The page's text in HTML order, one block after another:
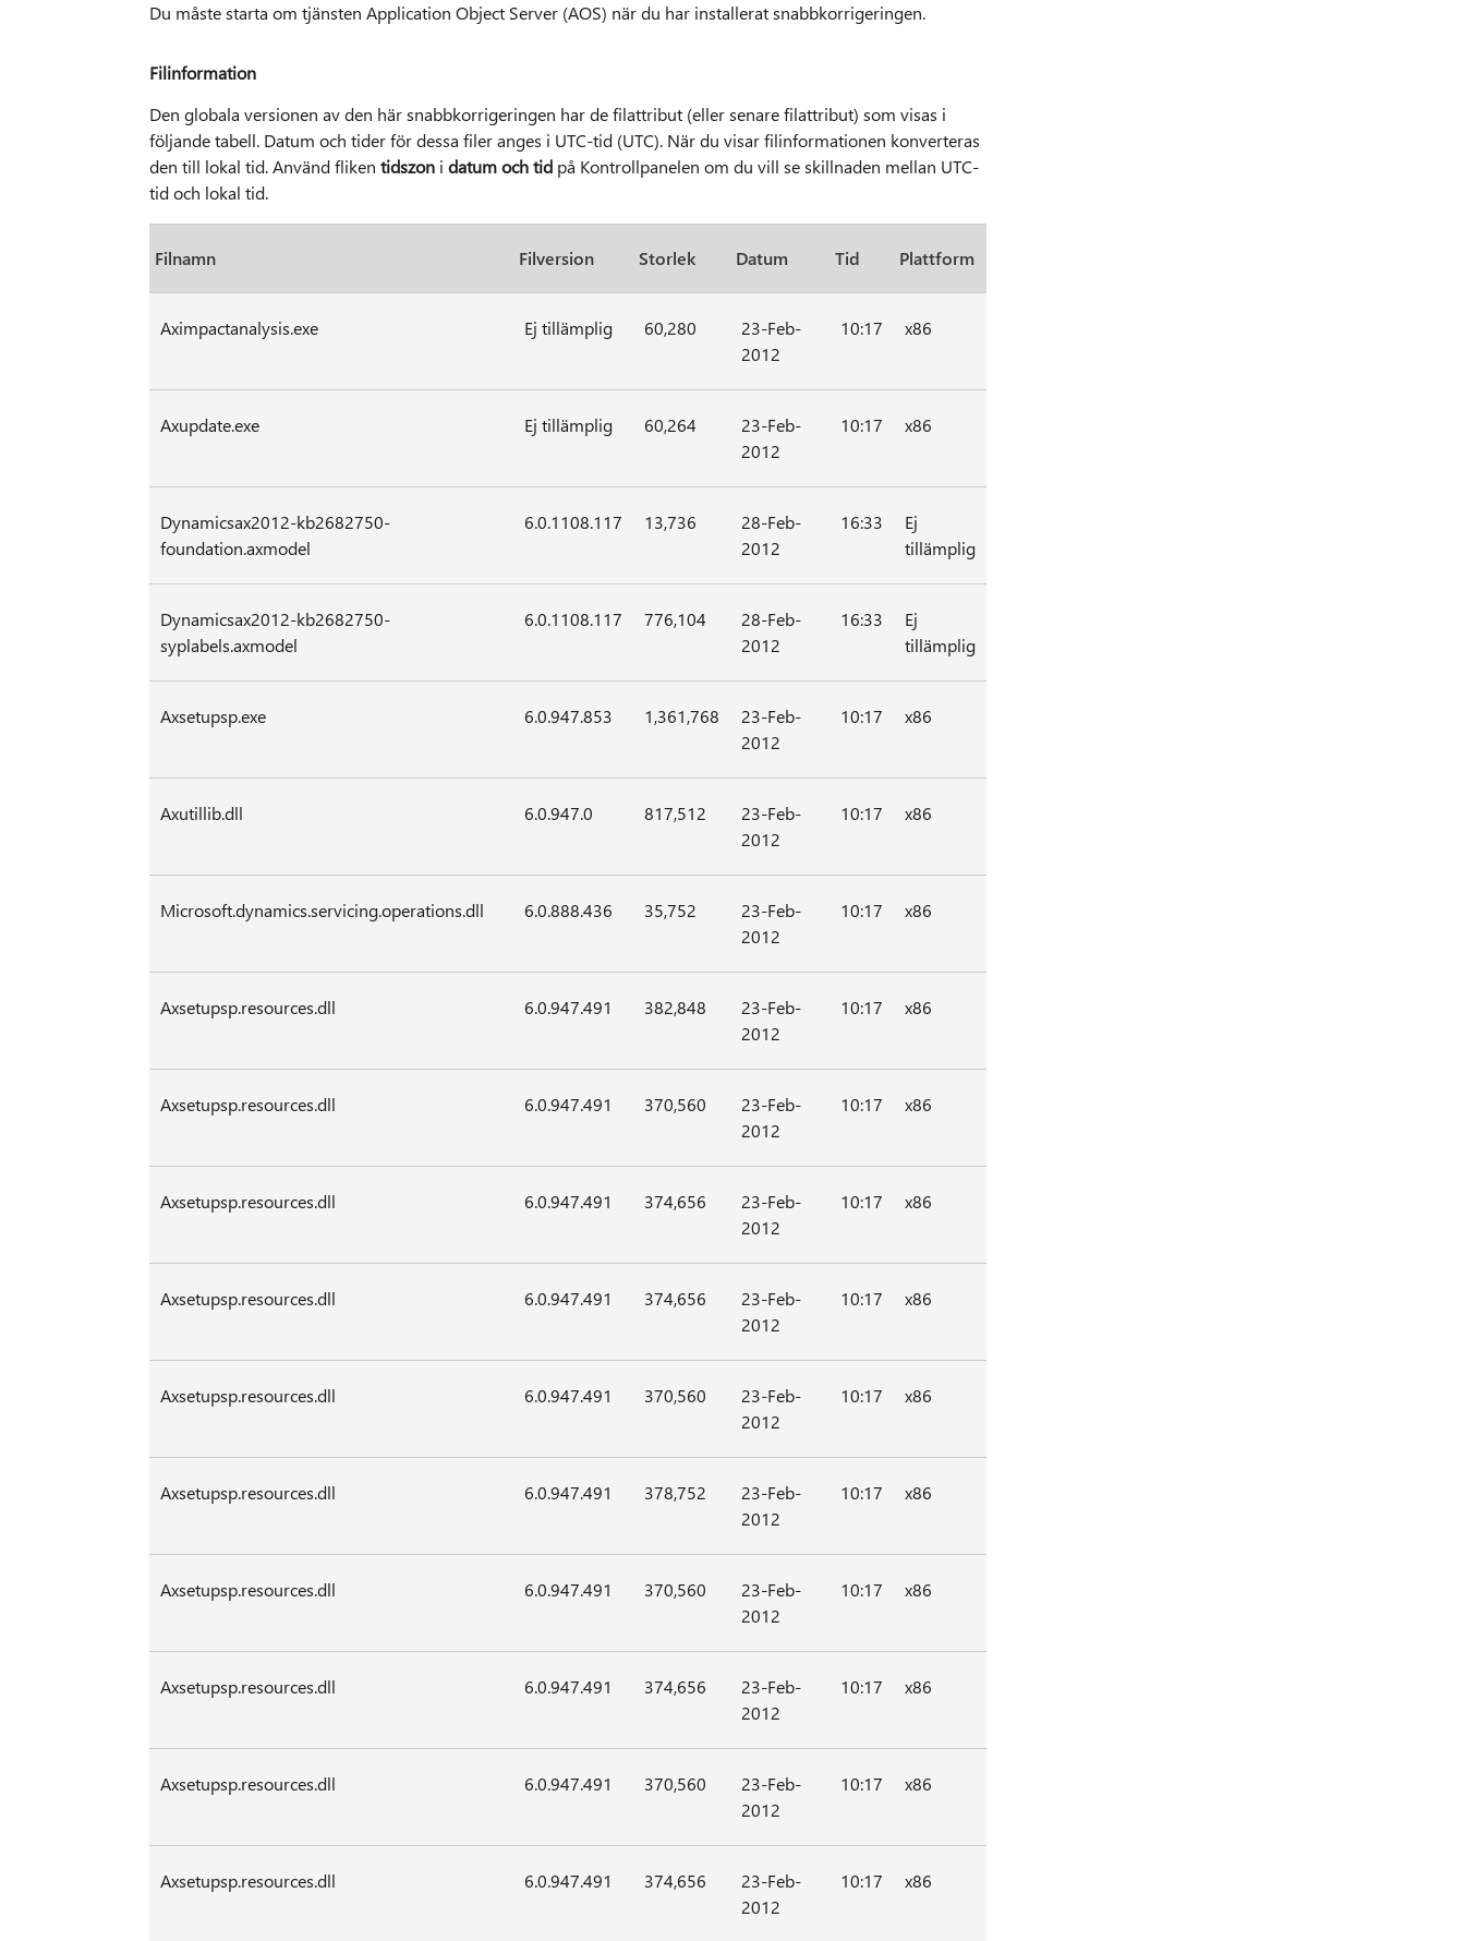
Du måste starta om tjänsten Application Object Server (AOS) när du har installerat snabbkorrigeringen.
Filinformation
Den globala versionen av den här snabbkorrigeringen har de filattribut (eller senare filattribut) som visas i
följande tabell. Datum och tider för dessa filer anges i UTC-tid (UTC). När du visar filinformationen konverteras
den till lokal tid. Använd fliken tidszoni datum och tidpå Kontrollpanelen om du vill se skillnaden mellan UTC-
tid och lokal tid.
Filnamn Filversion Storlek Datum Tid Plattform
Aximpactanalysis.exe Ej tillämplig 60,280
23-Feb-
2012
10:17 x86
Axupdate.exe Ej tillämplig 60,264
23-Feb-
2012
10:17 x86
Dynamicsax2012-kb2682750-
foundation.axmodel
6.0.1108.117 13,736
28-Feb-
2012
16:33
Ej
tillämplig
Dynamicsax2012-kb2682750-
syplabels.axmodel
6.0.1108.117 776,104
28-Feb-
2012
16:33
Ej
tillämplig
Axsetupsp.exe 6.0.947.853 1,361,768
23-Feb-
2012
10:17 x86
Axutillib.dll 6.0.947.0 817,512
23-Feb-
2012
10:17 x86
Microsoft.dynamics.servicing.operations.dll 6.0.888.436 35,752
23-Feb-
2012
10:17 x86
Axsetupsp.resources.dll 6.0.947.491 382,848
23-Feb-
2012
10:17 x86
Axsetupsp.resources.dll 6.0.947.491 370,560
23-Feb-
2012
10:17 x86
Axsetupsp.resources.dll 6.0.947.491 374,656
23-Feb-
2012
10:17 x86
Axsetupsp.resources.dll 6.0.947.491 374,656
23-Feb-
2012
10:17 x86
Axsetupsp.resources.dll 6.0.947.491 370,560
23-Feb-
2012
10:17 x86
Axsetupsp.resources.dll 6.0.947.491 378,752
23-Feb-
2012
10:17 x86
Axsetupsp.resources.dll 6.0.947.491 370,560
23-Feb-
2012
10:17 x86
Axsetupsp.resources.dll 6.0.947.491 374,656
23-Feb-
2012
10:17 x86
Axsetupsp.resources.dll 6.0.947.491 370,560
23-Feb-
2012
10:17 x86
Axsetupsp.resources.dll 6.0.947.491 374,656
23-Feb-
2012
10:17 x86